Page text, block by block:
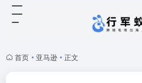
首页 • 亚马逊 • 正文